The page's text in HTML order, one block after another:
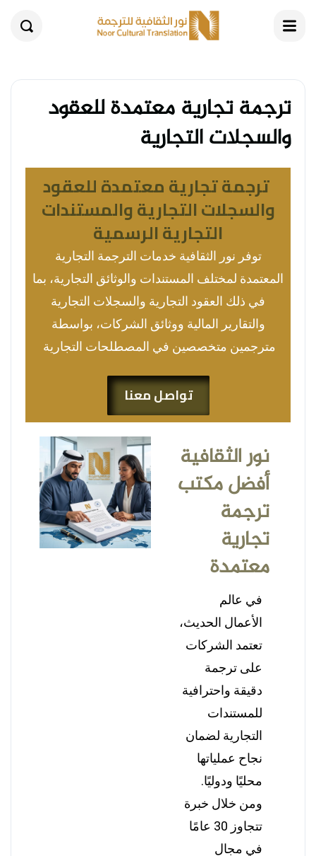
ترجمة تجارية معتمدة للعقود
والسجلات التجارية
ترجمة تجارية معتمدة للعقود
والسجلات التجارية والمستندات
التجارية الرسمية
توفر نور الثقافية خدمات الترجمة التجارية
المعتمدة لمختلف المستندات والوثائق التجارية، بما
في ذلك العقود التجارية والسجلات التجارية
والتقارير المالية ووثائق الشركات، بواسطة
مترجمين متخصصين في المصطلحات التجارية
تواصل معنا
نور الثقافية
أفضل مكتب
ترجمة
تجارية
معتمدة
في عالم
الأعمال الحديث،
تعتمد الشركات
على ترجمة
دقيقة واحترافية
للمستندات
التجارية لضمان
نجاح عملياتها
محليًا ودوليًا.
ومن خلال خبرة
تتجاوز 30 عامًا
في مجال